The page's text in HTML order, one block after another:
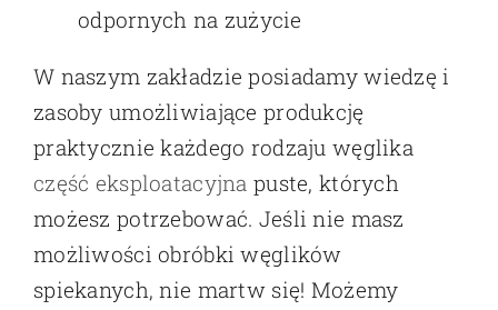
odpornych na zużycie
W naszym zakładzie posiadamy wiedzę i
zasoby umożliwiające produkcję
praktycznie każdego rodzaju węglika
część eksploatacyjna puste, których
możesz potrzebować. Jeśli nie masz
możliwości obróbki węglików
spiekanych, nie martw się! Możemy